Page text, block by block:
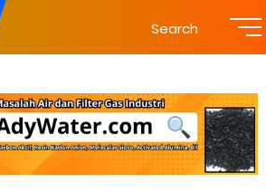
Search